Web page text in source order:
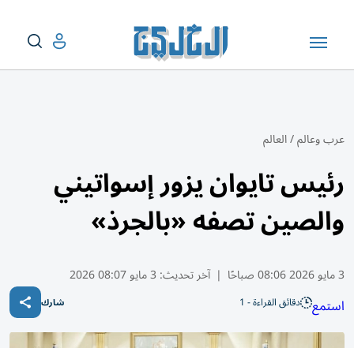
عرب وعالم/العالم
رئيس تايوان يزور إسواتيني
والصين تصفه «بالجرذ»
3 مايو 2026 08:06 صباحًا | آخر تحديث: 3 مايو 08:07 2026
استمع دقائق القراءة - 1 شارك